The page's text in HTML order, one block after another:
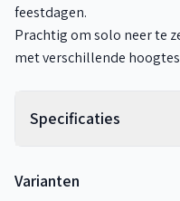
feestdagen.
Prachtig om solo neer te
met verschillende
Specificaties
Varianten